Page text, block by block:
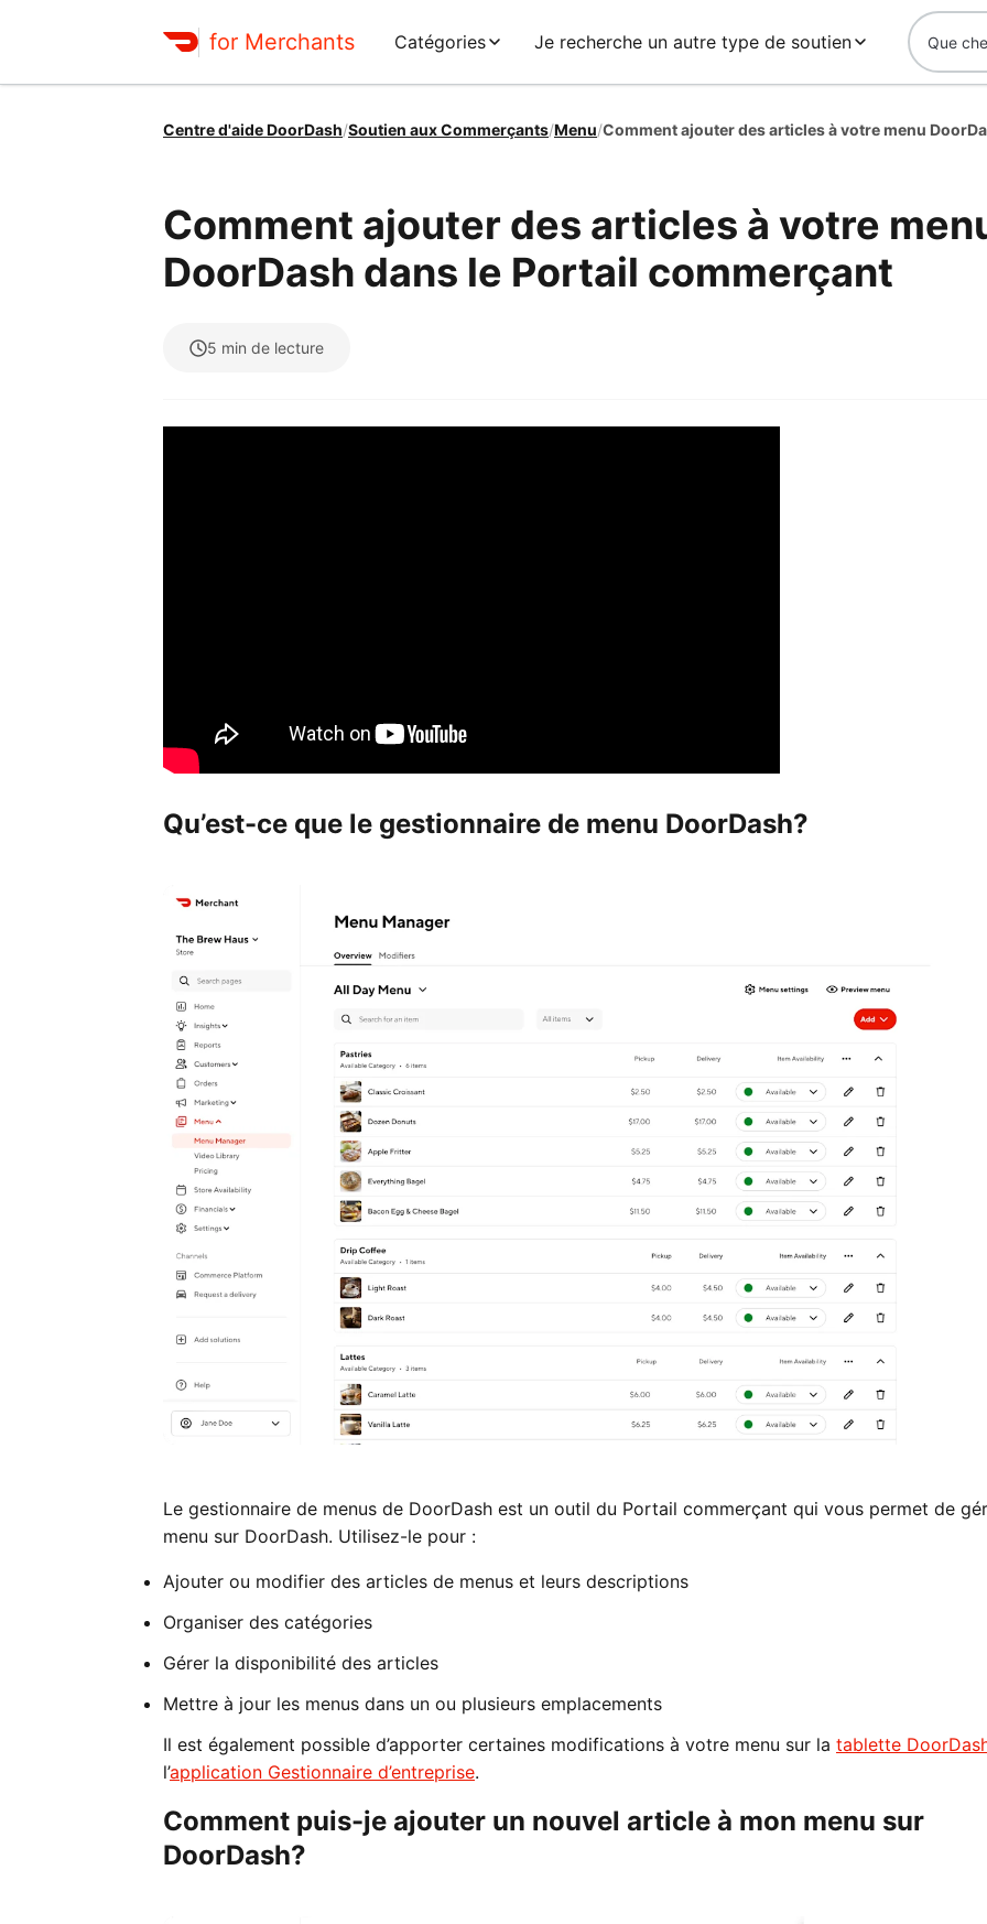
for Merchants Catégories Je recherche un autre type de soutien
Centre d'aide DoorDash/Soutien aux Commerçants/Menu/
Comment ajouter des articles à votre
DoorDash dans le Portail commerçant
5 min de lecture
Qu’est-ce que le gestionnaire de menu DoorDash?
Le gestionnaire de menus de DoorDash est un outil du Portail commerçant qui vous permet de
menu sur DoorDash. Utilisez-le pour :
Ajouter ou modifier des articles de menus et leurs descriptions
Organiser des catégories
Gérer la disponibilité des articles
Mettre à jour les menus dans un ou plusieurs emplacements
Il est également possible d’apporter certaines modifications à votre menu sur la tablette
l’application Gestionnaire d’entreprise.
Comment puis-je ajouter un nouvel article à mon menu sur
DoorDash?